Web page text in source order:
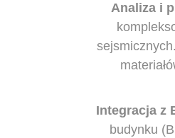
Analiza i
Integracja z
budynku